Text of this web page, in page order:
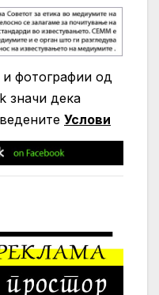
фотографии од
значи дека
Услови